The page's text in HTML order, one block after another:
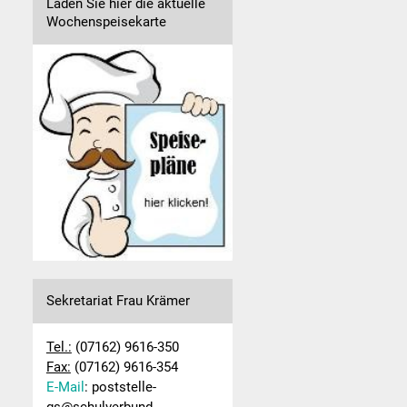
Laden Sie hier die aktuelle
Wochenspeisekarte
Sekretariat Frau Krämer
Tel.: (07162) 9616-350
Fax: (07162) 9616-354
E-Mail : poststelle-